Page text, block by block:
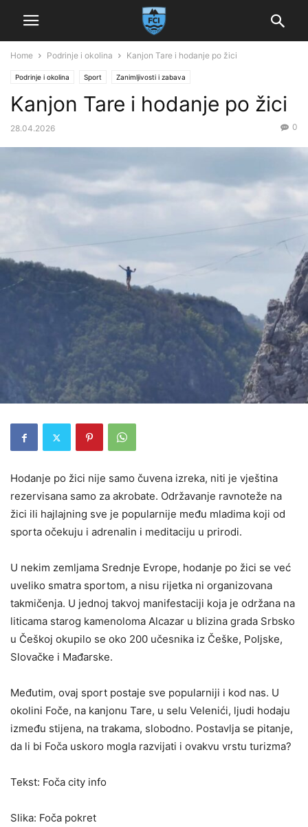
Home Podrinje i okolina Kanjon Tare i hodanje po žici
Podrinje i okolina Sport Zanimljivosti i zabava
Kanjon Tare i hodanje po žici
28.04.2026 0
Hodanje po žici nije samo čuvena izreka, niti je vještina
rezervisana samo za akrobate. Održavanje ravnoteže na
žici ili hajlajning sve je popularnije među mladima koji od
sporta očekuju i adrenalin i meditaciju u prirodi.
U nekim zemljama Srednje Evrope, hodanje po žici se već
uveliko smatra sportom, a nisu rijetka ni organizovana
takmičenja. U jednoj takvoj manifestaciji koja je održana na
liticama starog kamenoloma Alcazar u blizina grada Srbsko
u Češkoj okupilo se oko 200 učesnika iz Češke, Poljske,
Slovačke i Mađarske.
Međutim, ovaj sport postaje sve popularniji i kod nas. U
okolini Foče, na kanjonu Tare, u selu Velenići, ljudi hodaju
između stijena, na trakama, slobodno. Postavlja se pitanje,
da li bi Foča uskoro mogla razvijati i ovakvu vrstu turizma?
Tekst: Foča city info
Slika: Foča pokret